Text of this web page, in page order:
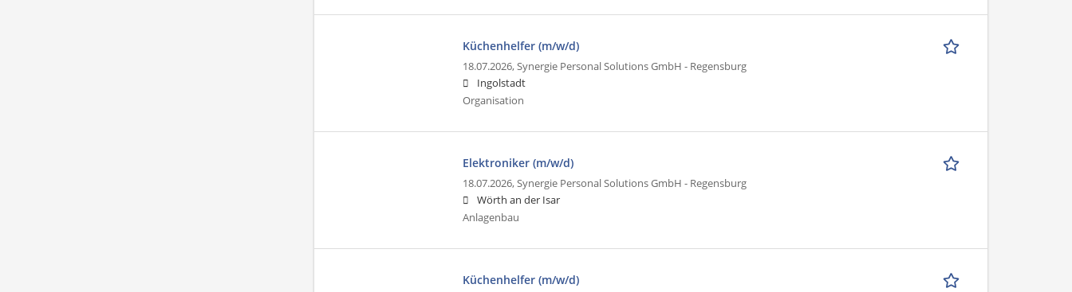
Küchenhelfer (m/w/d)
18.07.2026,Synergie Personal Solutions GmbH - Regensburg
Ingolstadt
Organisation
Elektroniker (m/w/d)
18.07.2026,Synergie Personal Solutions GmbH - Regensburg
Wörth an der Isar
Anlagenbau
Küchenhelfer (m/w/d)